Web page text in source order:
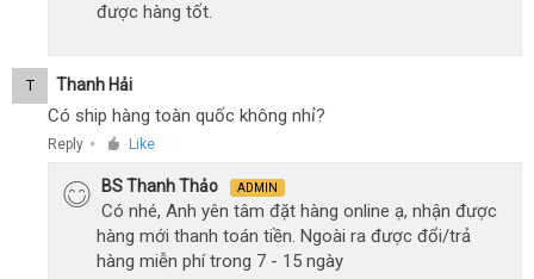
được hàng tốt.
T Thanh Hải
Có ship hàng toàn quốc không nhỉ?
Reply ● Like
BS Thanh Thảo ADMIN
Có nhé, Anh yên tâm đặt hàng online ạ, nhận được
hàng mới thanh toán tiền. Ngoài ra được đổi/trả
hàng miễn phí trong 7 - 15 ngày